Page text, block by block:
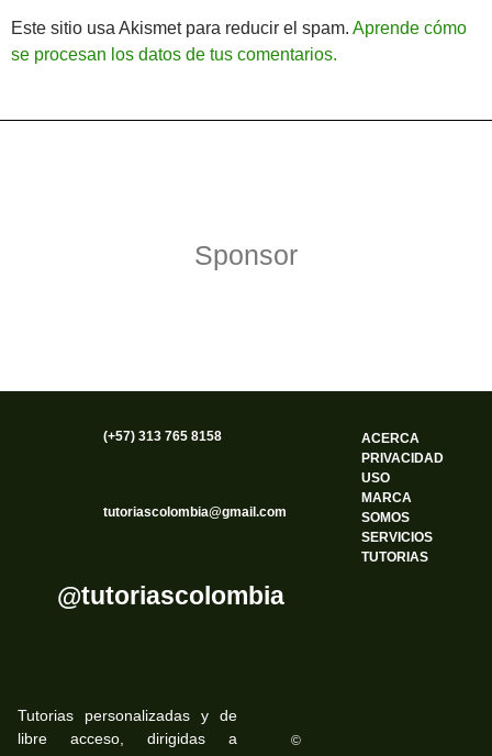
Este sitio usa Akismet para reducir el spam. Aprende cómo
se procesan los datos de tus comentarios.
Sponsor
(+57) 313 765 8158
tutoriascolombia@gmail.com
@tutoriascolombia
ACERCA
PRIVACIDAD
USO
MARCA
SOMOS
SERVICIOS
TUTORIAS
Tutorias personalizadas y de
libre acceso, dirigidas a
©